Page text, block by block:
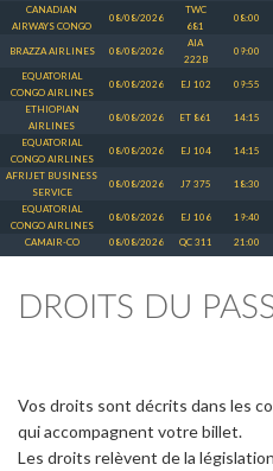
CANADIAN
AIRWAYS CONGO
08/08/2026
TWC
681
08:00
BRAZZA AIRLINES 08/08/2026
AIA
222B
09:00
EQUATORIAL
CONGO AIRLINES
08/08/2026 EJ 102 09:55
ETHIOPIAN
AIRLINES
08/08/2026 ET 861 14:15
EQUATORIAL
CONGO AIRLINES
08/08/2026 EJ 104 14:15
AFRIJET BUSINESS
SERVICE
08/08/2026 J7 375 18:30
EQUATORIAL
CONGO AIRLINES
08/08/2026 EJ 106 19:40
CAMAIR-CO 08/08/2026 QC 311 21:00
DROITS DU
Vos droits sont décrits dans les
qui accompagnent votre billet.
Les droits relèvent de la